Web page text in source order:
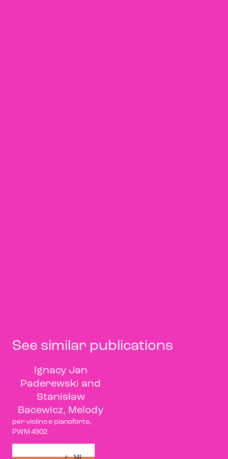
See similar publications
Ignacy Jan
Paderewski and
Stanisław
Bacewicz, Melody
per violino e pianoforte,
PWM 4902